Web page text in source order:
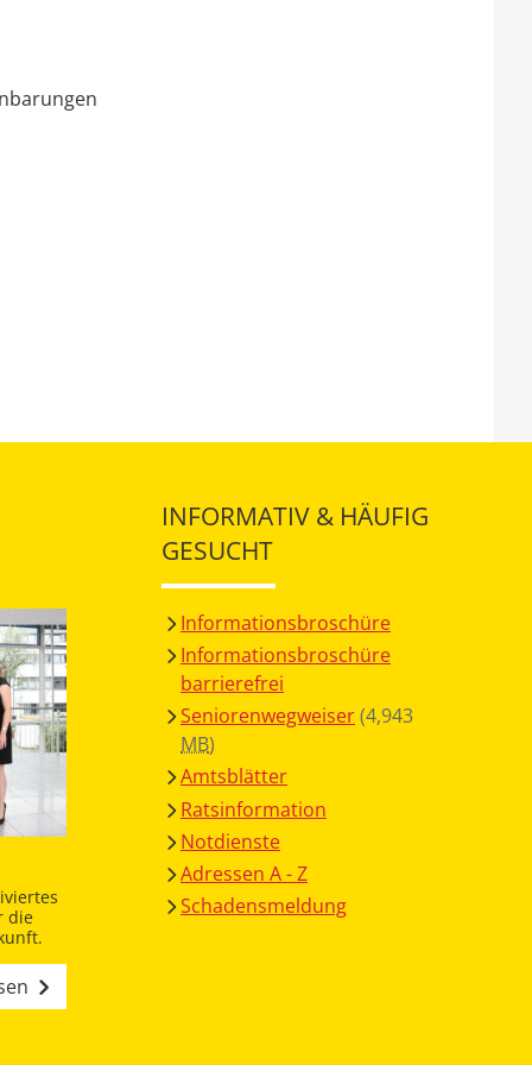
die
INFORMATIV & HÄUFIG
GESUCHT
Informationsbroschüre
Informationsbroschüre
barrierefrei
Seniorenwegweiser(4,943
MB)
Amtsblätter
Ratsinformation
Notdienste
Adressen A - Z
Schadensmeldung